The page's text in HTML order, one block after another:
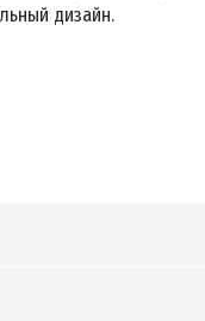
дизайн.